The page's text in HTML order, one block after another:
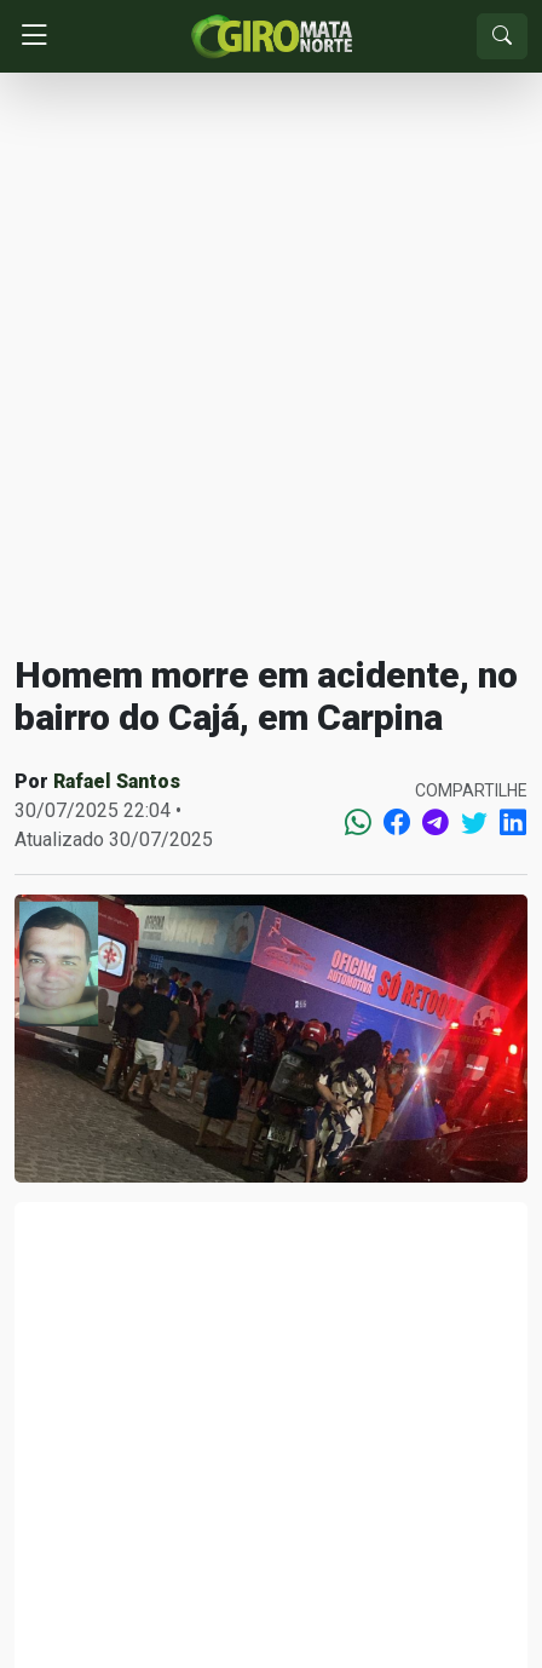
Homem morre em acidente, no
bairro do Cajá, em Carpina
Por Rafael Santos
30/07/2025 22:04 •
Atualizado 30/07/2025
COMPARTILHE